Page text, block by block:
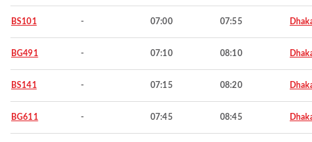
BS101 - 07:00 07:55
BG491 - 07:10 08:10
BS141 - 07:15 08:20
BG611 - 07:45 08:45